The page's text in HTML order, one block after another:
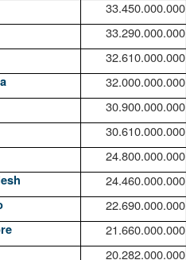
33.450.000.000
33.290.000.000
32.610.000.000
32.000.000.000
30.900.000.000
30.610.000.000
24.800.000.000
24.460.000.000
22.690.000.000
21.660.000.000
20.282.000.000